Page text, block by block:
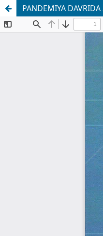
PANDEMIYA